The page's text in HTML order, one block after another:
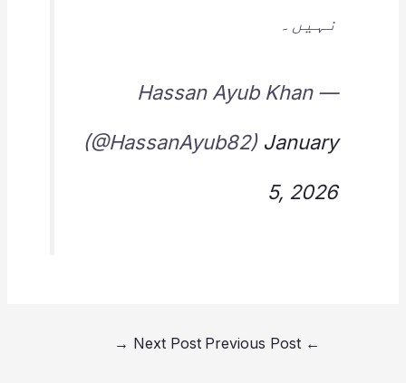
نہیں۔
— Hassan Ayub Khan
(@HassanAyub82) January
5, 2026
←
Next Post
→